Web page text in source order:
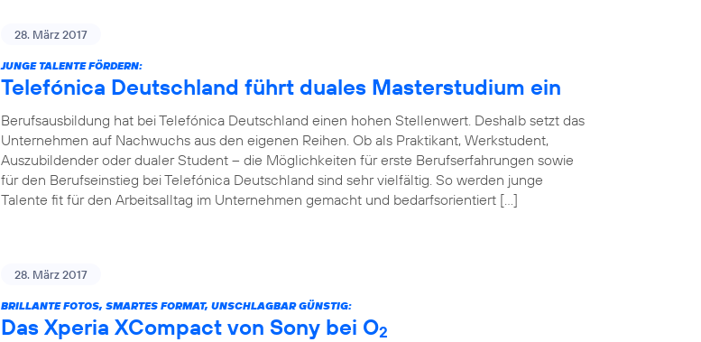
28. März 2017
JUNGE TALENTE FÖRDERN:
Telefónica Deutschland führt duales Masterstudium ein
Berufsausbildung hat bei Telefónica Deutschland einen hohen Stellenwert. Deshalb setzt das
Unternehmen auf Nachwuchs aus den eigenen Reihen. Ob als Praktikant, Werkstudent,
Auszubildender oder dualer Student – die Möglichkeiten für erste Berufserfahrungen sowie
für den Berufseinstieg bei Telefónica Deutschland sind sehr vielfältig. So werden junge
Talente fit für den Arbeitsalltag im Unternehmen gemacht und bedarfsorientiert […]
28. März 2017
BRILLANTE FOTOS, SMARTES FORMAT, UNSCHLAGBAR GÜNSTIG:
Das Xperia XCompact von Sony bei O2